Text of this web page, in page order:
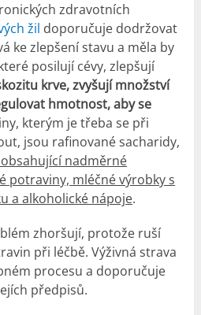
zdravotních
žil doporučuje dodržovat
ke zlepšení stavu a měla by
posilují cévy, zlepšují
krve, zvyšují množství
hmotnost, aby se
kterým je třeba se při
jsou rafinované sacharidy,
nadměrné
potraviny, mléčné výrobky s
a alkoholické nápoje.
zhoršují, protože ruší
při léčbě. Výživná strava
procesu a doporučuje
předpisů.